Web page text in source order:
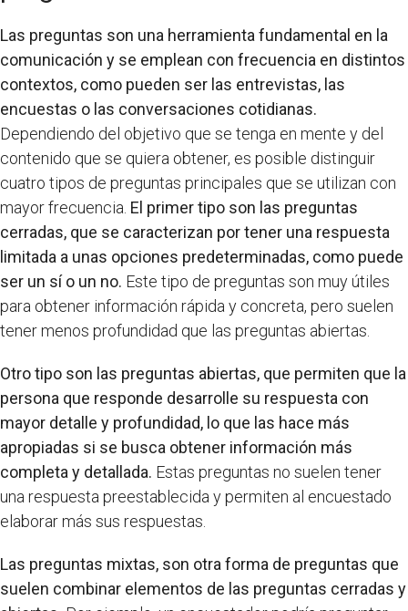
Las preguntas son una herramienta fundamental en la
comunicación y se emplean con frecuencia en distintos
contextos, como pueden ser las entrevistas, las
encuestas o las conversaciones cotidianas.
Dependiendo del objetivo que se tenga en mente y del
contenido que se quiera obtener, es posible distinguir
cuatro tipos de preguntas principales que se utilizan con
mayor frecuencia. El primer tipo son las preguntas
cerradas, que se caracterizan por tener una respuesta
limitada a unas opciones predeterminadas, como puede
ser un sí o un no. Este tipo de preguntas son muy útiles
para obtener información rápida y concreta, pero suelen
tener menos profundidad que las preguntas abiertas.
Otro tipo son las preguntas abiertas, que permiten que la
persona que responde desarrolle su respuesta con
mayor detalle y profundidad, lo que las hace más
apropiadas si se busca obtener información más
completa y detallada. Estas preguntas no suelen tener
una respuesta preestablecida y permiten al encuestado
elaborar más sus respuestas.
Las preguntas mixtas, son otra forma de preguntas que
suelen combinar elementos de las preguntas cerradas y